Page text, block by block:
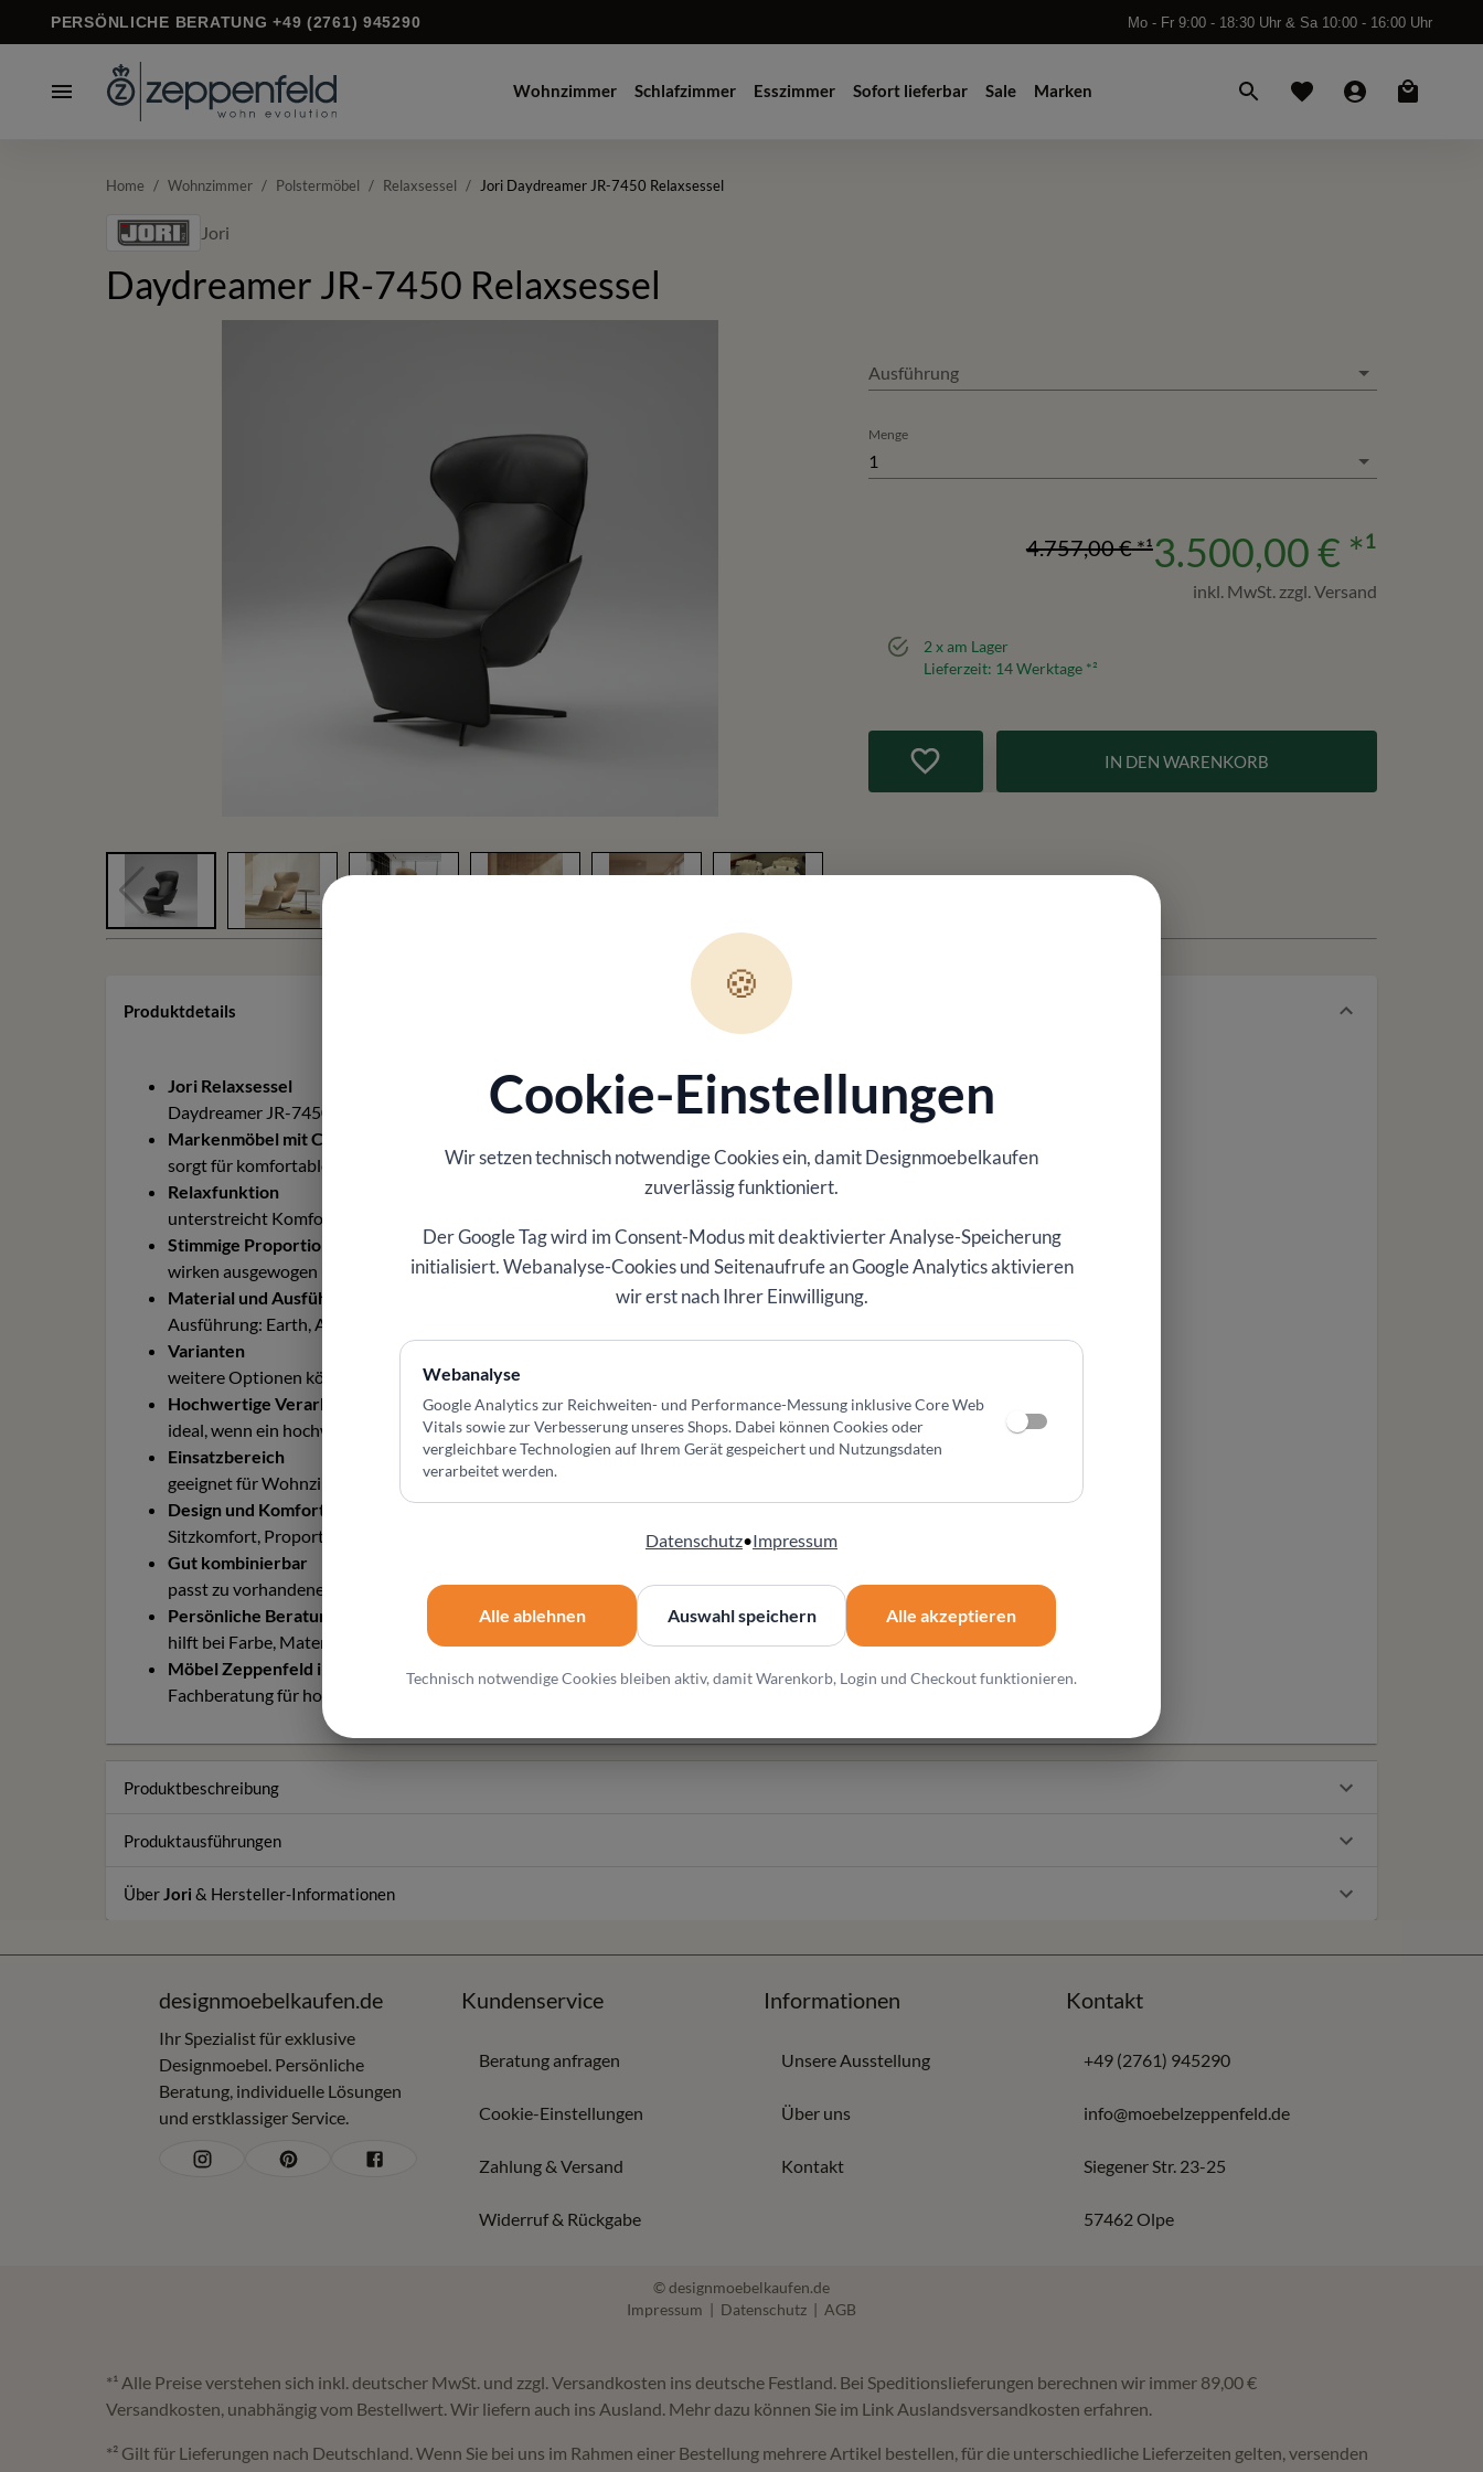
PERSÖNLICHE BERATUNG +49 (2761) 945290 Mo - Fr 9:00 - 18:30 Uhr & Sa 10:00 - 16:00 Uhr
Wohnzimmer Schlafzimmer Esszimmer Sofort lieferbar Sale Marken
Home / Wohnzimmer / Polstermöbel / Relaxsessel / Jori Daydreamer JR-7450 Relaxsessel
Jori
Daydreamer JR-7450 Relaxsessel
Ausführung
Menge
1
4.757,00 €*¹3.500,00 € *¹
inkl. MwSt. zzgl. Versand
2 x am Lager
Lieferzeit: 14Werktage *²
IN DEN WARENKORB
Produktdetails
Jori Relaxsessel
Daydreamer JR-7450 Relaxsessel für Wohnzimmer, Esszimmer, Lounge oder Leseecke
Markenmöbel mit Charakter
sorgt für komfortables Sitzen und entspanntes Ankommen im Alltag
Relaxfunktion
unterstreicht Komfort, Funktion und hochwertige Nutzung im Alltag
Stimmige Proportionen
wirken ausgewogen und lassen sich gut integrieren
Material und Ausführung
Ausführung: Earth, Arctic, Ocean, Black Edition
Varianten
weitere Optionen können ausgewählt werden
Hochwertige Verarbeitung
ideal, wenn ein hochwertiges Möbel passend eingesetzt wird
Einsatzbereich
geeignet für Wohnzimmer, Esszimmer, Lounge oder Leseecke
Design und Komfort
Sitzkomfort, Proportionen und Bezugsauswahl stehen bei diesem Möbel im Mittelpunkt
Gut kombinierbar
passt zu vorhandenen Möbeln und modernen Einrichtungskonzepten
Persönliche Beratung
hilft bei Farbe, Material, Pflege, Maßwirkung und Konfiguration
Möbel Zeppenfeld in Olpe
Fachberatung für hochwertige Designmöbel und individuelle Wohnlösungen
Produktbeschreibung
Produktausführungen
ÜberJori & Hersteller-Informationen
designmoebelkaufen.de
Ihr Spezialist für exklusive
Designmoebel. Persönliche
Beratung, individuelle Lösungen
und erstklassiger Service.
Kundenservice
Beratung anfragen
Cookie-Einstellungen
Zahlung & Versand
Widerruf & Rückgabe
Informationen
Unsere Ausstellung
Über uns
Kontakt
Kontakt
+49 (2761) 945290
info@moebelzeppenfeld.de
Siegener Str. 23-25
57462 Olpe
© designmoebelkaufen.de
Impressum | Datenschutz | AGB
*¹ Alle Preise verstehen sich inkl. deutscher MwSt. und zzgl. Versandkosten ins deutsche Festland. Bei Speditionslieferungen berechnen wir immer 89,00 €
Versandkosten, unabhängig vom Bestellwert. Wir liefern auch ins Ausland. Mehr dazu können Sie im Link Auslandsversandkosten erfahren.
*² Gilt für Lieferungen nach Deutschland. Wenn Sie bei uns im Rahmen einer Bestellung mehrere Artikel bestellen, für die unterschiedliche Lieferzeiten gelten, versenden
🍪
Cookie-Einstellungen
Wir setzen technisch notwendige Cookies ein, damitDesignmoebelkaufen
zuverlässig funktioniert.
Der Google Tag wird im Consent-Modus mit deaktivierter Analyse-Speicherung
initialisiert. Webanalyse-Cookies und Seitenaufrufe an Google Analytics aktivieren
wir erst nach Ihrer Einwilligung.
Webanalyse
Google Analytics zur Reichweiten- und Performance-Messung inklusive Core Web
Vitals sowie zur Verbesserung unseres Shops. Dabei können Cookies oder
vergleichbare Technologien auf Ihrem Gerät gespeichert und Nutzungsdaten
verarbeitet werden.
Datenschutz•Impressum
Alle ablehnen Auswahl speichern Alle akzeptieren
Technisch notwendige Cookies bleiben aktiv, damit Warenkorb, Login und Checkout funktionieren.